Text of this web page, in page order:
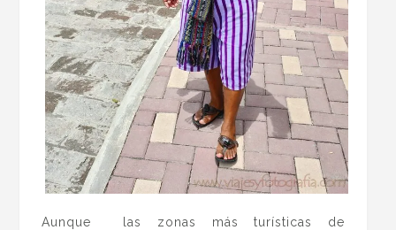
Aunque las zonas más turísticas de